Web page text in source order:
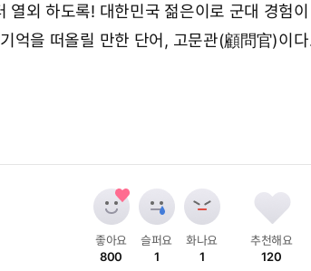
열외 하도록! 대한민국 젊은이로 군대 경험
억을 떠올릴 만한 단어, 고문관(顧問官)이
좋아요
800
슬퍼요
1
화나요
1
추천해요
120